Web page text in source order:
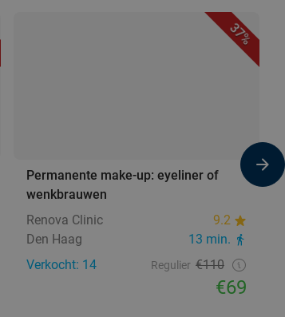
37%
Permanente make-up: eyeliner of
wenkbrauwen
Renova Clinic
9.2
Den Haag
13 min.
Verkocht: 14
Regulier €110
€69